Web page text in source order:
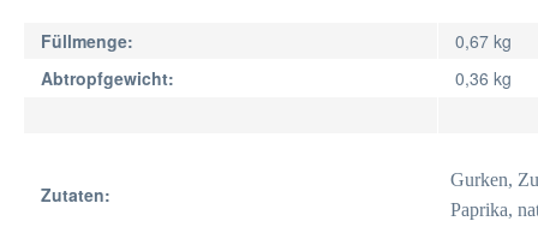
Füllmenge:
0,67 kg
Abtropfgewicht:
0,36 kg
Zutaten:
Gurken,
Paprika,